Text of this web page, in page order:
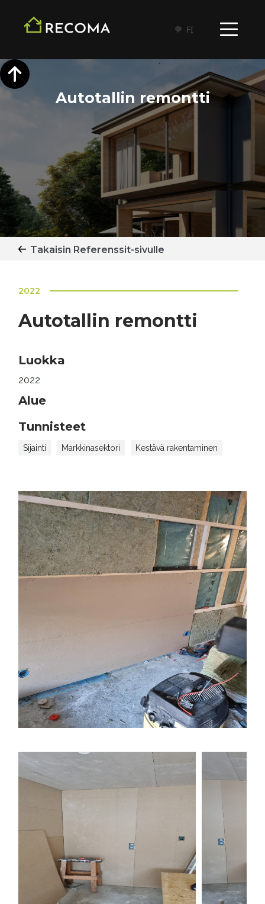
FI
Autotallin remontti
Takaisin Referenssit-sivulle
2022
Autotallin remontti
Luokka
2022
Alue
Tunnisteet
Sijainti Markkinasektori Kestävä rakentaminen